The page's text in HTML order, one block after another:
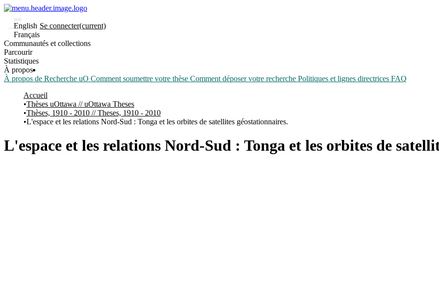
English
Français
Se connecter(current)
Communautés et collections
Parcourir
Statistiques
À propos
À propos de Recherche uO Comment soumettre votre thèse Comment déposer votre recherche Politiques et lignes directrices FAQ
Accueil
Thèses uOttawa // uOttawa Theses
Thèses, 1910 - 2010 // Theses, 1910 - 2010
L'espace et les relations Nord-Sud : Tonga et les orbites de satellites géostationnaires.
L'espace et les relations Nord-Sud : Tonga et les orbites de